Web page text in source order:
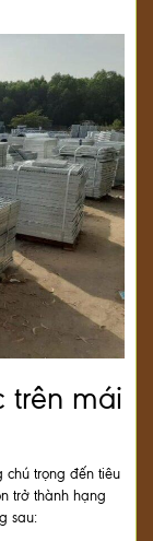
trên mái
chú trọng đến tiêu
trở thành hạng
sau: